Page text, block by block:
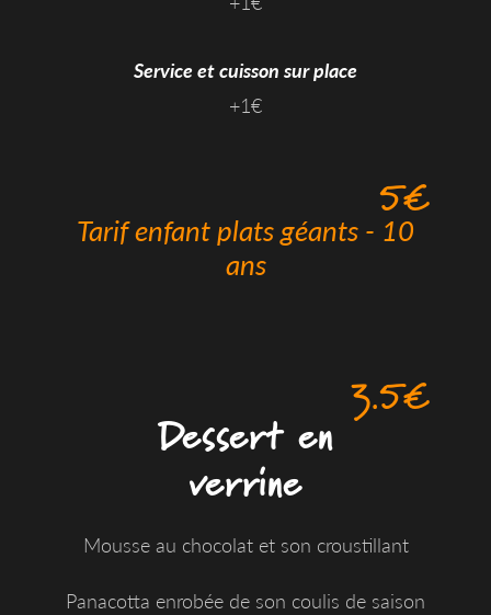
Service et cuisson sur place
+1€
5€
Tarif enfant plats géants - 10
ans
3.5€
Dessert en
verrine
Mousse au chocolat et son croustillant
Panacotta enrobée de son coulis de saison